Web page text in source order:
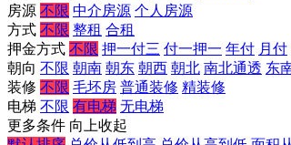
房源 不限 中介房源 个人房源
方式 不限 整租 合租
押金方式 不限 押一付三 付一押一 年付 月付
朝向 不限 朝南 朝东 朝西 朝北 南北通透 东
装修 不限 毛坯房 普通装修 精装修
电梯 不限 有电梯 无电梯
更多条件 向上收起